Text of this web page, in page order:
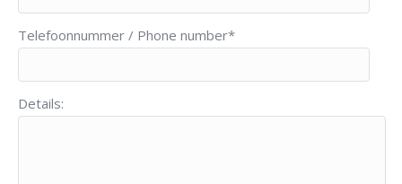
Telefoonnummer / Phone number*
Details: